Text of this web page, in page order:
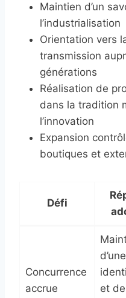
Maintien d’un
l’industrialisation
Orientation vers
transmission
générations
Réalisation de
dans la tradition
l’innovation
Expansion
boutiques et
Défi
Concurrence
accrue
d’une
et de